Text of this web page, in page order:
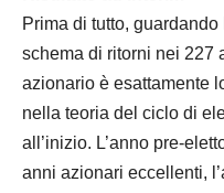
Prima di tutto,
schema di ritorni nei 227
azionario è esattamente
nella teoria del ciclo di
all’inizio. L’anno pre-
anni azionari eccellenti,